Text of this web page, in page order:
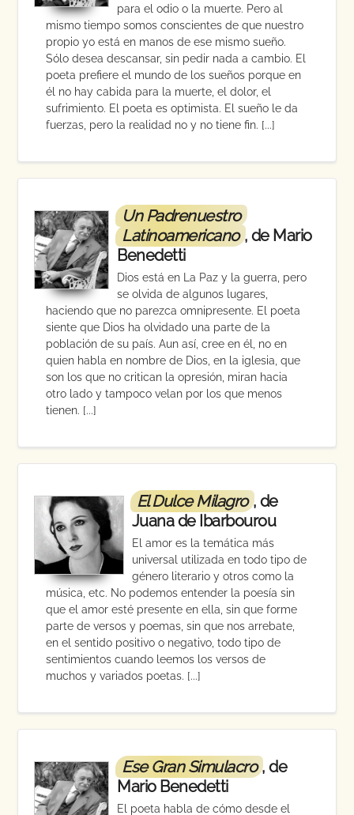
para el odio o la muerte. Pero al
mismo tiempo somos conscientes de que nuestro
propio yo está en manos de ese mismo sueño.
Sólo desea descansar, sin pedir nada a cambio. El
poeta prefiere el mundo de los sueños porque en
él no hay cabida para la muerte, el dolor, el
sufrimiento. El poeta es optimista. El sueño le da
fuerzas, pero la realidad no y no tiene fin. [...]
Un Padrenuestro
Latinoamericano , de Mario
Benedetti
Dios está en La Paz y la guerra, pero
se olvida de algunos lugares,
haciendo que no parezca omnipresente. El poeta
siente que Dios ha olvidado una parte de la
población de su país. Aun así, cree en él, no en
quien habla en nombre de Dios, en la iglesia, que
son los que no critican la opresión, miran hacia
otro lado y tampoco velan por los que menos
tienen. [...]
El Dulce Milagro , de
Juana de Ibarbourou
El amor es la temática más
universal utilizada en todo tipo de
género literario y otros como la
música, etc. No podemos entender la poesía sin
que el amor esté presente en ella, sin que forme
parte de versos y poemas, sin que nos arrebate,
en el sentido positivo o negativo, todo tipo de
sentimientos cuando leemos los versos de
muchos y variados poetas. [...]
Ese Gran Simulacro , de
Mario Benedetti
El poeta habla de cómo desde el